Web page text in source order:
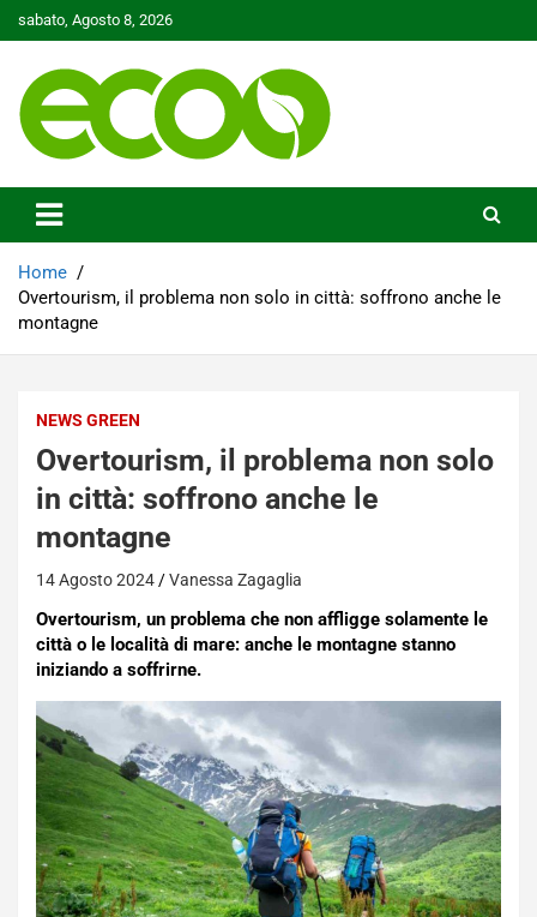
to
sabato, Agosto 8, 2026
Ecoo.it
Home
Overtourism, il problema non solo in città: soffrono anche le
montagne
NEWS GREEN
Overtourism, il problema non solo
in città: soffrono anche le
montagne
14 Agosto 2024 Vanessa Zagaglia
Overtourism, un problema che non affligge solamente le
città o le località di mare: anche le montagne stanno
iniziando a soffrirne.